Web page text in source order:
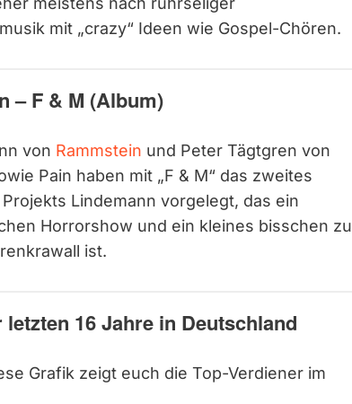
mit „crazy“ Ideen wie Gospel-Chören.
– F & M (Album)
von Rammstein und Peter Tägtgren von
Pain haben mit „F & M“ das zweites
Lindemann vorgelegt, das ein
Horrorshow und ein kleines bisschen zu
ist.
16 Jahre in Deutschland
Grafik zeigt euch die Top-Verdiener im